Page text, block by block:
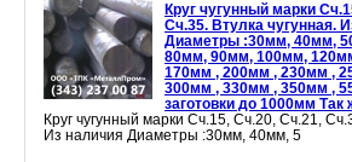
Круг чугунный марки
Сч.35. Втулка чугунная.
Диаметры :30мм, 40мм,
80мм, 90мм, 100мм,
170мм , 200мм , 230мм ,
300мм , 330мм , 350мм ,
заготовки до 1000мм Так
Круг чугунный марки Сч.15, Сч.20, Сч.21,
Из наличия Диаметры :30мм, 40мм, 5